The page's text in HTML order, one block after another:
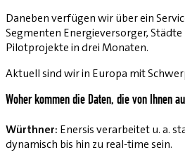
Daneben verfügen wir über ein
Segmenten Energieversorger,
Pilotprojekte in drei Monaten.
Aktuell sind wir in Europa mit
Woher kommen die Daten, die von Ihnen
Würthner: Enersis verarbeitet u. a.
dynamisch bis hin zu real-time sein.